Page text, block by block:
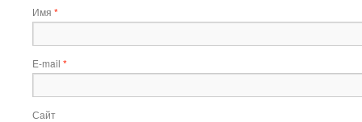
Имя *
E-mail *
Сайт